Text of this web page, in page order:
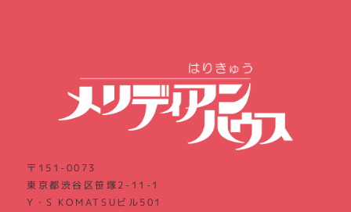
〒151-0073
東京都渋谷区笹塚2-11-1
Y・S KOMATSUビル501